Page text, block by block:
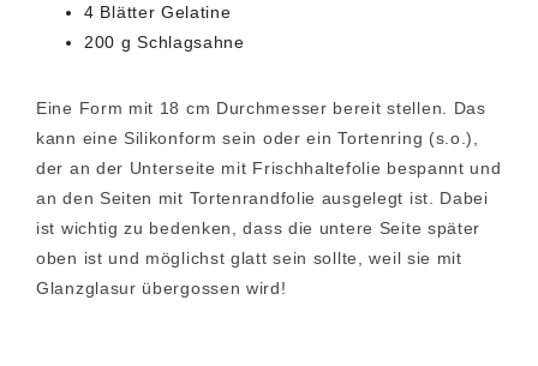
4 Blätter Gelatine
200 g Schlagsahne
Eine Form mit 18 cm Durchmesser bereit stellen. Das
kann eine Silikonform sein oder ein Tortenring (s.o.),
der an der Unterseite mit Frischhaltefolie bespannt und
an den Seiten mit Tortenrandfolie ausgelegt ist. Dabei
ist wichtig zu bedenken, dass die untere Seite später
oben ist und möglichst glatt sein sollte, weil sie mit
Glanzglasur übergossen wird!